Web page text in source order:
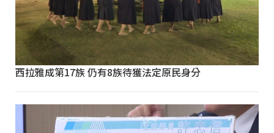
西拉雅成第17族 仍有8族待獲法定原民身分